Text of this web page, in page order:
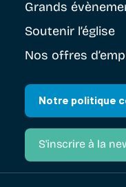
Grands
Soutenir l’église
Nos offres
Notre politique
S'inscrire à la